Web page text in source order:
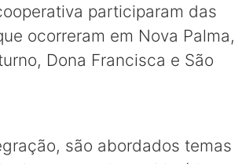
participaram das
ocorreram em Nova Palma,
Dona Francisca e São
são abordados temas